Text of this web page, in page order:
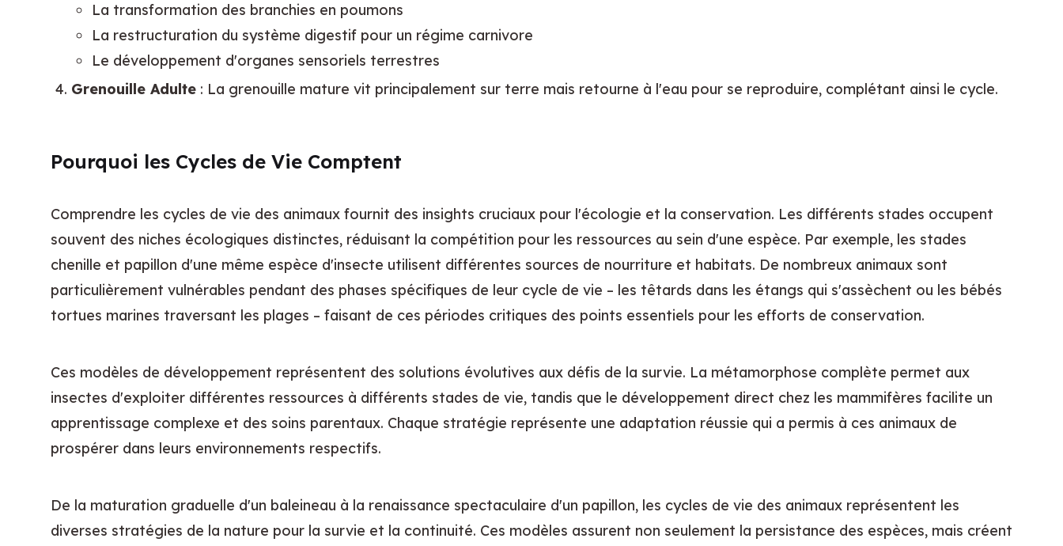
La transformation des branchies en poumons
La restructuration du système digestif pour un régime carnivore
Le développement d'organes sensoriels terrestres
Grenouille Adulte : La grenouille mature vit principalement sur terre mais retourne à l'eau pour se reproduire, complétant ainsi le cycle.
Pourquoi les Cycles de Vie Comptent
Comprendre les cycles de vie des animaux fournit des insights cruciaux pour l'écologie et la conservation. Les différents stades occupent
souvent des niches écologiques distinctes, réduisant la compétition pour les ressources au sein d'une espèce. Par exemple, les stades
chenille et papillon d'une même espèce d'insecte utilisent différentes sources de nourriture et habitats. De nombreux animaux sont
particulièrement vulnérables pendant des phases spécifiques de leur cycle de vie – les têtards dans les étangs qui s'assèchent ou les bébés
tortues marines traversant les plages – faisant de ces périodes critiques des points essentiels pour les efforts de conservation.
Ces modèles de développement représentent des solutions évolutives aux défis de la survie. La métamorphose complète permet aux
insectes d'exploiter différentes ressources à différents stades de vie, tandis que le développement direct chez les mammifères facilite un
apprentissage complexe et des soins parentaux. Chaque stratégie représente une adaptation réussie qui a permis à ces animaux de
prospérer dans leurs environnements respectifs.
De la maturation graduelle d'un baleineau à la renaissance spectaculaire d'un papillon, les cycles de vie des animaux représentent les
diverses stratégies de la nature pour la survie et la continuité. Ces modèles assurent non seulement la persistance des espèces, mais créent